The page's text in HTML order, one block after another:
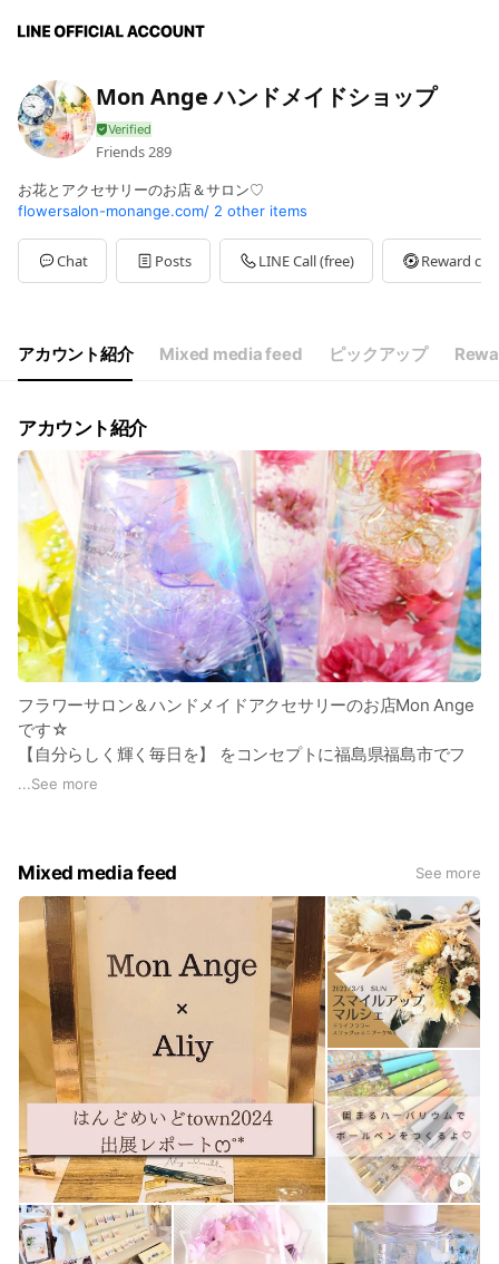
Mon Ange ハンドメイドショップ
Friends 289
お花とアクセサリーのお店＆サロン♡
flowersalon-monange.com/ 2 other items
Chat Posts LINE Call (free) Reward
アカウント紹介 Mixed media feed ピックアップ
アカウント紹介
フラワーサロン＆ハンドメイドアクセサリーのお店Mon Ange
です☆
【自分らしく輝く毎日を】 をコンセプトに福島県福島市でフ
ラワーアレンジメントやハーバリウムなどのフラワー教室をし
オーダーメイド製作も承っております。
お気軽にお問い合わせください。
資格：
花・芸術文化協会 プリザーブドフラワー認定校
ハルコレ クリスタルアートリウム認定教室
ハーバリウムarts ハーバリウム認定教室
インアリウム協会 クリエイターコース・アクセサリーディス
プレイコース認定教室
SHOP OPEN＊2016年4月23日
...See more
Mixed media feed See more